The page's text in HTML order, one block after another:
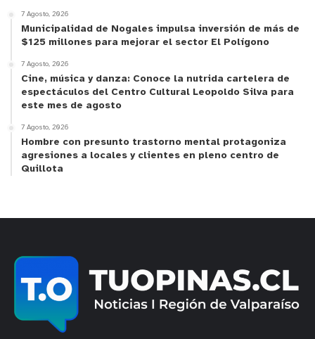
7 Agosto, 2026
Municipalidad de Nogales impulsa inversión de más de
$125 millones para mejorar el sector El Polígono
7 Agosto, 2026
Cine, música y danza: Conoce la nutrida cartelera de
espectáculos del Centro Cultural Leopoldo Silva para
este mes de agosto
7 Agosto, 2026
Hombre con presunto trastorno mental protagoniza
agresiones a locales y clientes en pleno centro de
Quillota